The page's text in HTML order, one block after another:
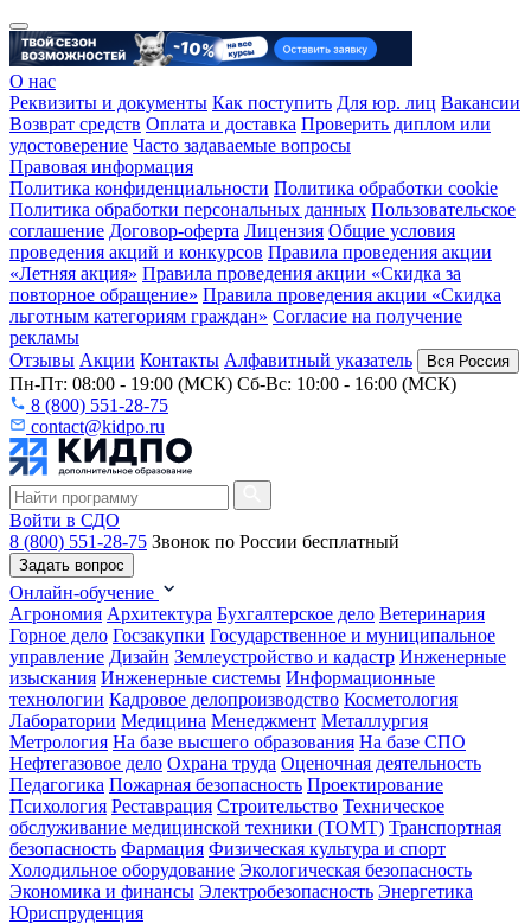
О нас
Реквизиты и документы Как поступить Для юр. лиц Вакансии
Возврат средств Оплата и доставка Проверить диплом или
удостоверение Часто задаваемые вопросы
Правовая информация
Политика конфиденциальности Политика обработки cookie
Политика обработки персональных данных Пользовательское
соглашение Договор-оферта Лицензия Общие условия
проведения акций и конкурсов Правила проведения акции
«Летняя акция» Правила проведения акции «Скидка за
повторное обращение» Правила проведения акции «Скидка
льготным категориям граждан» Согласие на получение
рекламы
Отзывы Акции Контакты Алфавитный указатель Вся Россия
Пн-Пт: 08:00 - 19:00 (МСК) Сб-Вс: 10:00 - 16:00 (МСК)
8 (800) 551-28-75
contact@kidpo.ru
Войти в СДО
8 (800) 551-28-75 Звонок по России бесплатный
Задать вопрос
Онлайн-обучение
Агрономия Архитектура Бухгалтерское дело Ветеринария
Горное дело Госзакупки Государственное и муниципальное
управление Дизайн Землеустройство и кадастр Инженерные
изыскания Инженерные системы Информационные
технологии Кадровое делопроизводство Косметология
Лаборатории Медицина Менеджмент Металлургия
Метрология На базе высшего образования На базе СПО
Нефтегазовое дело Охрана труда Оценочная деятельность
Педагогика Пожарная безопасность Проектирование
Психология Реставрация Строительство Техническое
обслуживание медицинской техники (ТОМТ) Транспортная
безопасность Фармация Физическая культура и спорт
Холодильное оборудование Экологическая безопасность
Экономика и финансы Электробезопасность Энергетика
Юриспруденция